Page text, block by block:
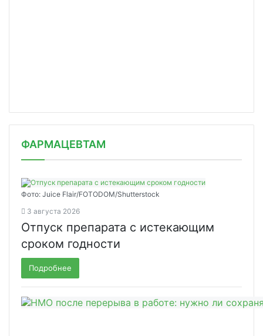
ФАРМАЦЕВТАМ
Фото: Juice Flair/FOTODOM/Shutterstoсk
3 августа 2026
Отпуск препарата с истекающим
сроком годности
Подробнее